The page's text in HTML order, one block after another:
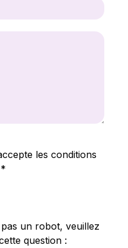
les conditions
un robot, veuillez
question :